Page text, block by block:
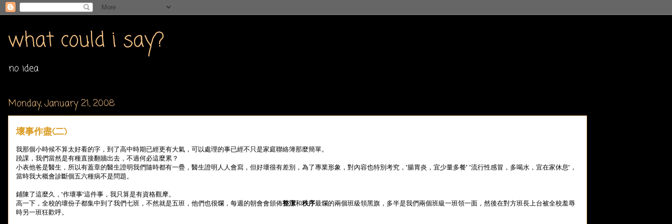
what could i say?
no idea
Monday, January 21, 2008
壞事作盡(二)
我那個小時候不算太好看的字，到了高中時期已經更有大氣，可以處理的事已經不只是家庭聯絡簿那麼簡單。
蹺課，我們當然是有種直接翻牆出去，不過何必這麼累？
小表他爸是醫生，所以有蓋章的醫生證明我們隨時都有一疊，醫生證明人人會寫，但好壞很有差別，為了專業形象，對內容也特別考究，"腸胃炎，宜少量多餐" "流行性感冒，多喝水，宜在家休息"，
當時我大概會診斷個五六種病不是問題。
鋪陳了這麼久，"作壞事"這件事，我只算是有資格觀摩。
高一下，全校的壞份子都集中到了我們七班，不然就是五班，他們也很爛，每週的朝會會頒佈整潔和秩序最爛的兩個班級領黑旗，多半是我們兩個班級一班領一面，然後在對方班長上台被全校羞辱
時另一班狂歡呼。